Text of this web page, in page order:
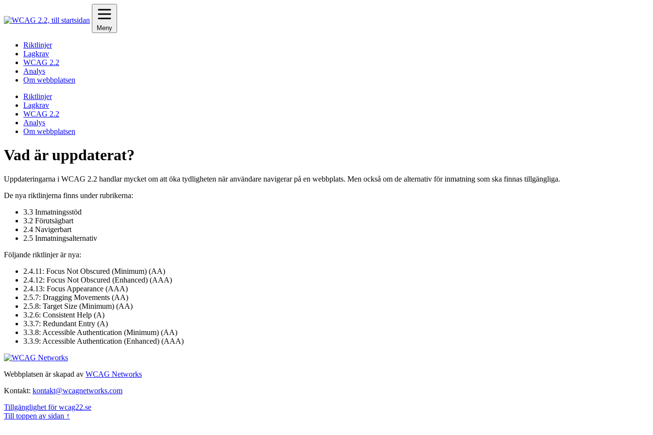
till
innehåll
Meny
Riktlinjer
Lagkrav
WCAG 2.2
Analys
Om webbplatsen
Riktlinjer
Lagkrav
WCAG 2.2
Analys
Om webbplatsen
Vad är uppdaterat?
Uppdateringarna i WCAG 2.2 handlar mycket om att öka tydligheten när användare navigerar på en webbplats. Men också om de alternativ för inmatning som ska finnas tillgängliga.
De nya riktlinjerna finns under rubrikerna:
3.3 Inmatningsstöd
3.2 Förutsägbart
2.4 Navigerbart
2.5 Inmatningsalternativ
Följande riktlinjer är nya:
2.4.11: Focus Not Obscured (Minimum) (AA)
2.4.12: Focus Not Obscured (Enhanced) (AAA)
2.4.13: Focus Appearance (AAA)
2.5.7: Dragging Movements (AA)
2.5.8: Target Size (Minimum) (AA)
3.2.6: Consistent Help (A)
3.3.7: Redundant Entry (A)
3.3.8: Accessible Authentication (Minimum) (AA)
3.3.9: Accessible Authentication (Enhanced) (AAA)
Webbplatsen är skapad av WCAG Networks
Kontakt: kontakt@wcagnetworks.com
Tillgänglighet för wcag22.se
Till toppen av sidan ↑